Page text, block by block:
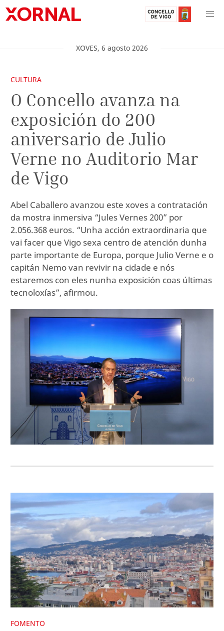
XOVES, 6 agosto 2026
CULTURA
O Concello avanza na
exposición do 200
aniversario de Julio
Verne no Auditorio Mar
de Vigo
Abel Caballero avanzou este xoves a contratación
da mostra inmersiva “Jules Vernes 200” por
2.056.368 euros. “Unha acción extraordinaria que
vai facer que Vigo sexa centro de atención dunha
parte importante de Europa, porque Julio Verne e o
capitán Nemo van revivir na cidade e nós
estaremos con eles nunha exposición coas últimas
tecnoloxías”, afirmou.
FOMENTO